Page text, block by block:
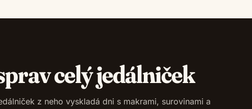
celý jedálniček
z neho vyskladá dni s makrami, surovinami a